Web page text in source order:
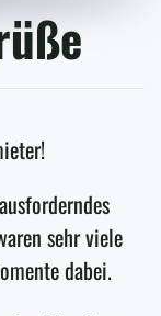
sehr viele
dabei.